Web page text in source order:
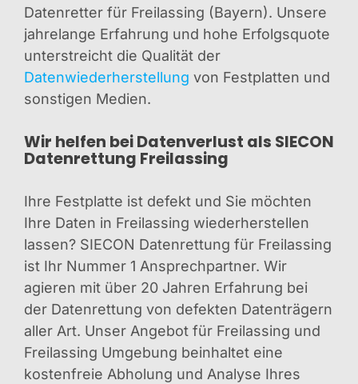
Datenretter für Freilassing (Bayern). Unsere
jahrelange Erfahrung und hohe Erfolgsquote
unterstreicht die Qualität der
Datenwiederherstellung von Festplatten und
sonstigen Medien.
Wir helfen bei Datenverlust als SIECON
Datenrettung Freilassing
Ihre Festplatte ist defekt und Sie möchten
Ihre Daten in Freilassing wiederherstellen
lassen? SIECON Datenrettung für Freilassing
ist Ihr Nummer 1 Ansprechpartner. Wir
agieren mit über 20 Jahren Erfahrung bei
der Datenrettung von defekten Datenträgern
aller Art. Unser Angebot für Freilassing und
Freilassing Umgebung beinhaltet eine
kostenfreie Abholung und Analyse Ihres